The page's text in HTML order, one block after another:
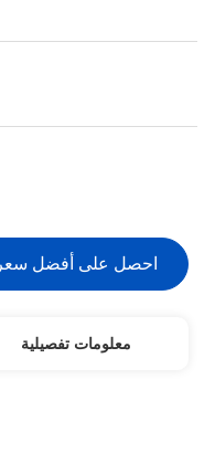
احصل على أفضل سعر
معلومات تفصيلية